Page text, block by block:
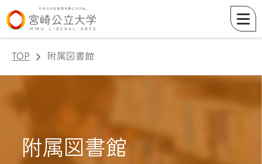
TOP 附属図書館
附属図書館